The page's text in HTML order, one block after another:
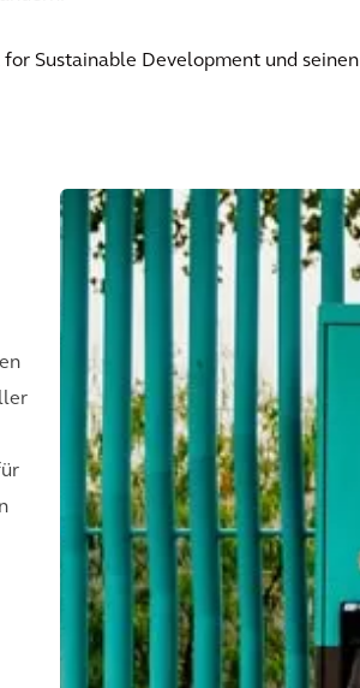
Sustainable Development und seinen